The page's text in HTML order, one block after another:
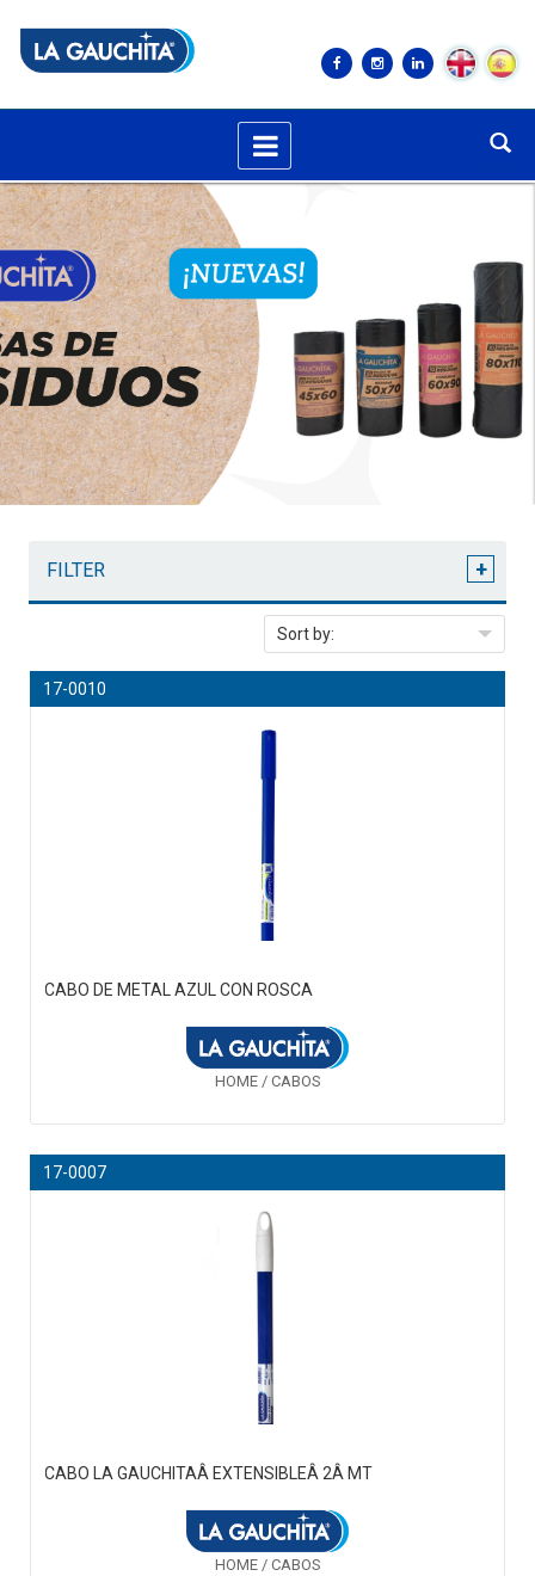
FILTER +
Sort by:
17-0010
CABO DE METAL AZUL CON ROSCA
HOME / CABOS
17-0007
CABO LA GAUCHITAÂ EXTENSIBLEÂ 2Â MT
HOME / CABOS